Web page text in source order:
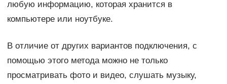
любую информацию, которая хранится в
компьютере или ноутбуке.
В отличие от других вариантов подключения, с
помощью этого метода можно не только
просматривать фото и видео, слушать музыку,